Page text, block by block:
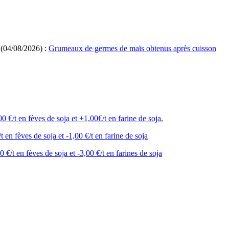
(04/08/2026) : Grumeaux de germes de maïs obtenus après cuisson
€/t en fèves de soja et +1,00€/t en farine de soja.
en fèves de soja et -1,00 €/t en farine de soja
€/t en fèves de soja et -3,00 €/t en farines de soja